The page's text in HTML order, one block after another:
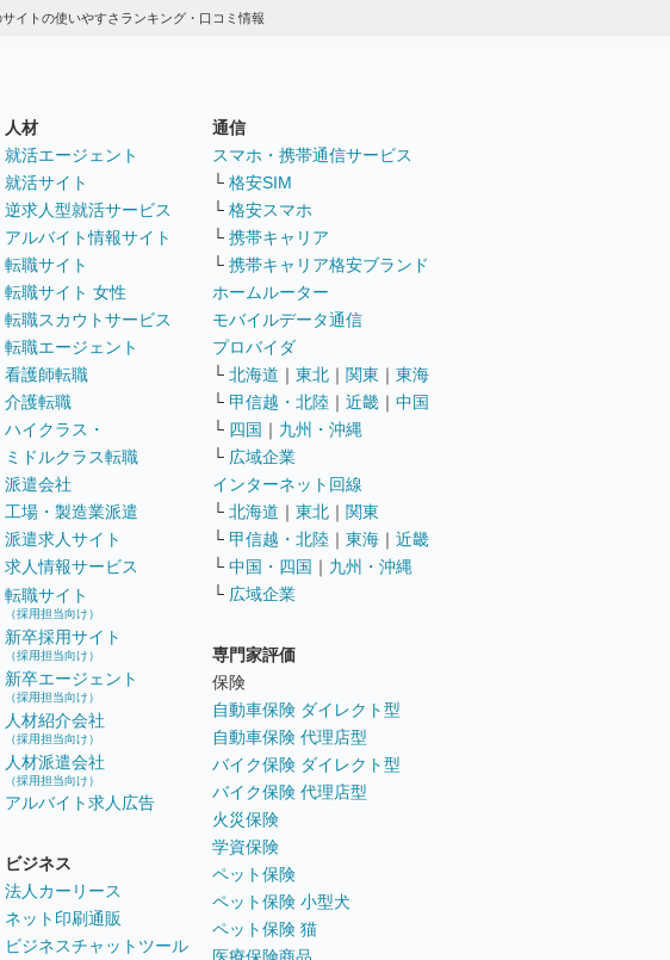
イトの使いやすさランキング・口コミ情報
人材
就活エージェント
就活サイト
逆求人型就活サービス
アルバイト情報サイト
転職サイト
転職サイト 女性
転職スカウトサービス
転職エージェント
看護師転職
介護転職
ハイクラス・
ミドルクラス転職
派遣会社
工場・製造業派遣
派遣求人サイト
求人情報サービス
転職サイト
（採用担当向け）
新卒採用サイト
（採用担当向け）
新卒エージェント
（採用担当向け）
人材紹介会社
（採用担当向け）
人材派遣会社
（採用担当向け）
アルバイト求人広告
ビジネス
法人カーリース
ネット印刷通販
ビジネスチャットツール
通信
スマホ・携帯通信サービス
└ 格安SIM
└ 格安スマホ
└ 携帯キャリア
└ 携帯キャリア格安ブランド
ホームルーター
モバイルデータ通信
プロバイダ
└ 北海道 ｜ 東北 ｜ 関東 ｜ 東海
└ 甲信越・北陸 ｜ 近畿 ｜ 中国
└ 四国 ｜ 九州・沖縄
└ 広域企業
インターネット回線
└ 北海道 ｜ 東北 ｜ 関東
└ 甲信越・北陸 ｜ 東海 ｜ 近畿
└ 中国・四国 ｜ 九州・沖縄
└ 広域企業
専門家評価
保険
自動車保険 ダイレクト型
自動車保険 代理店型
バイク保険 ダイレクト型
バイク保険 代理店型
火災保険
学資保険
ペット保険
ペット保険 小型犬
ペット保険 猫